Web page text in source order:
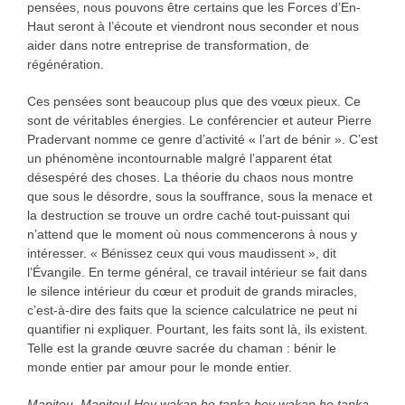
pensées, nous pouvons être certains que les Forces d’En-
Haut seront à l’écoute et viendront nous seconder et nous
aider dans notre entreprise de transformation, de
régénération.
Ces pensées sont beaucoup plus que des vœux pieux. Ce
sont de véritables énergies. Le conférencier et auteur Pierre
Pradervant nomme ce genre d’activité « l’art de bénir ». C’est
un phénomène incontournable malgré l’apparent état
désespéré des choses. La théorie du chaos nous montre
que sous le désordre, sous la souffrance, sous la menace et
la destruction se trouve un ordre caché tout-puissant qui
n’attend que le moment où nous commencerons à nous y
intéresser. « Bénissez ceux qui vous maudissent », dit
l’Évangile. En terme général, ce travail intérieur se fait dans
le silence intérieur du cœur et produit de grands miracles,
c’est-à-dire des faits que la science calculatrice ne peut ni
quantifier ni expliquer. Pourtant, les faits sont là, ils existent.
Telle est la grande œuvre sacrée du chaman : bénir le
monde entier par amour pour le monde entier.